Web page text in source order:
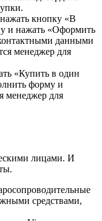
кнопку «В
и нажать «Оформить
данными
менеджер для
«Купить в один
форму и
менеджер для
лицами. И
средствами,